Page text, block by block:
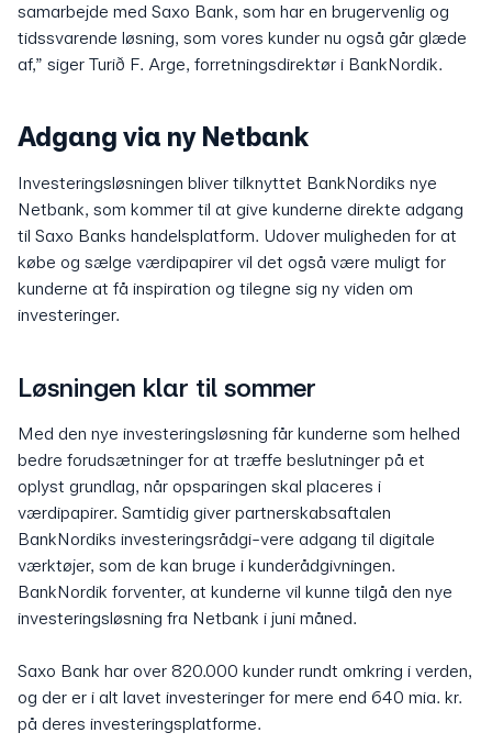
samarbejde med Saxo Bank, som har en brugervenlig og
tidssvarende løsning, som vores kunder nu også går glæde
af,” siger Turið F. Arge, forretningsdirektør i BankNordik.
Adgang via ny Netbank
Investeringsløsningen bliver tilknyttet BankNordiks nye
Netbank, som kommer til at give kunderne direkte adgang
til Saxo Banks handelsplatform. Udover muligheden for at
købe og sælge værdipapirer vil det også være muligt for
kunderne at få inspiration og tilegne sig ny viden om
investeringer.
Løsningen klar til sommer
Med den nye investeringsløsning får kunderne som helhed
bedre forudsætninger for at træffe beslutninger på et
oplyst grundlag, når opsparingen skal placeres i
værdipapirer. Samtidig giver partnerskabsaftalen
BankNordiks investeringsrådgi-vere adgang til digitale
værktøjer, som de kan bruge i kunderådgivningen.
BankNordik forventer, at kunderne vil kunne tilgå den nye
investeringsløsning fra Netbank i juni måned.
Saxo Bank har over 820.000 kunder rundt omkring i verden,
og der er i alt lavet investeringer for mere end 640 mia. kr.
på deres investeringsplatforme.